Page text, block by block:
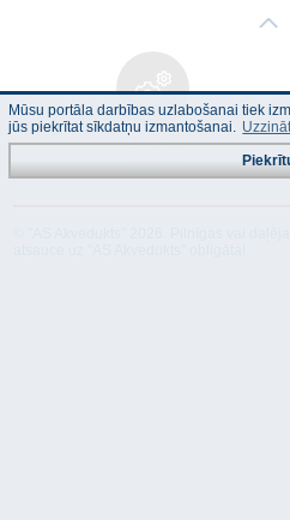
Tehniskais
Mūsu portāla darbības uzlabošanai tiek
jūs piekrītat sīkdatņu izmantošanai.